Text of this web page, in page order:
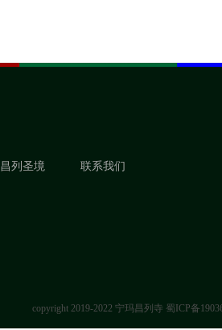
昌列圣境 联系我们
copyright 2019-2022 宁玛昌列寺 蜀ICP备